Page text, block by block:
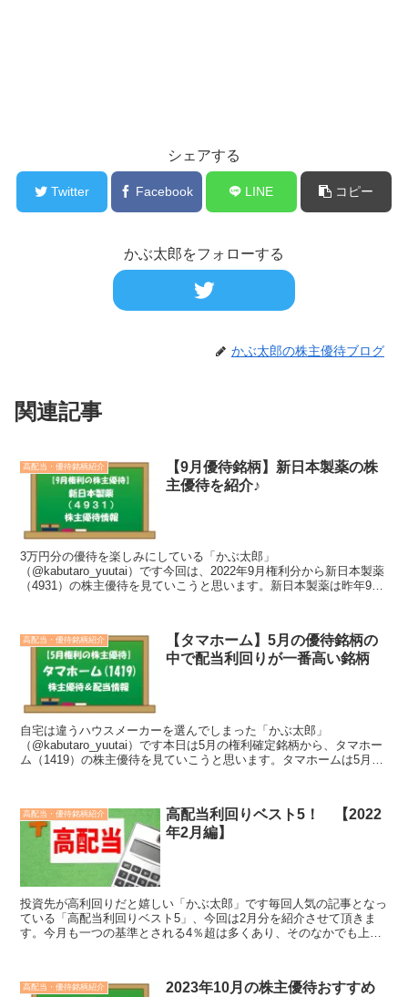
シェアする
Twitter Facebook LINE コピー
かぶ太郎をフォローする
かぶ太郎の株主優待ブログ
関連記事
高配当・優待銘柄紹介
【9月優待銘柄】新日本製薬の株
主優待を紹介♪
3万円分の優待を楽しみにしている「かぶ太郎」
（@kabutaro_yuutai）です今回は、2022年9月権利分から新日本製薬
（4931）の株主優待を見ていこうと思います。新日本製薬は昨年9月
高配当・優待銘柄紹介
【タマホーム】5月の優待銘柄の
中で配当利回りが一番高い銘柄
自宅は違うハウスメーカーを選んでしまった「かぶ太郎」
（@kabutaro_yuutai）です本日は5月の権利確定銘柄から、タマホー
ム（1419）の株主優待を見ていこうと思います。タマホームは5月に
高配当・優待銘柄紹介
高配当利回りベスト5！ 【2022
年2月編】
投資先が高利回りだと嬉しい「かぶ太郎」です毎回人気の記事となっ
ている「高配当利回りベスト5」、今回は2月分を紹介させて頂きま
す。今月も一つの基準とされる4％超は多くあり、そのなかでも上位
高配当・優待銘柄紹介
2023年10月の株主優待おすすめ